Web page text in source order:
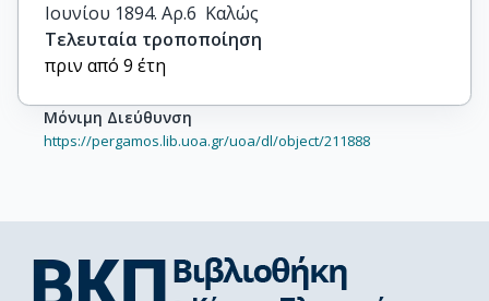
Ιουνίου 1894. Αρ.6  Καλώς
Τελευταία τροποποίηση
πριν από 9 έτη
Μόνιμη Διεύθυνση
https://pergamos.lib.uoa.gr/uoa/dl/object/211888